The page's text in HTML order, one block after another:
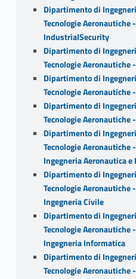
Dipartimento di
Tecnologie Aeronautiche
IndustrialSecurity
Dipartimento di
Tecnologie
Dipartimento di
Tecnologie Aeronautiche
Dipartimento di
Tecnologie Aeronautiche
Dipartimento di
Tecnologie Aeronautiche
Ingegneria Aeronautica
Dipartimento di
Tecnologie Aeronautiche
Ingegneria Civile
Dipartimento di
Tecnologie Aeronautiche
Ingegneria Informatica
Dipartimento di
Tecnologie Aeronautiche